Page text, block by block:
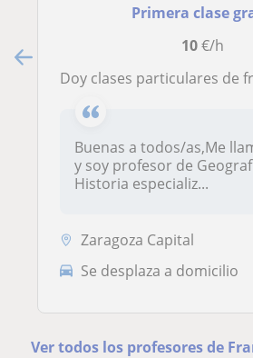
Primera clase
10€/h
Doy clases particulares de francés para alumnos de la ESO asi como para aquellas
Buenas a todos/as,Me
y soy profesor de
Historia especializ...
Zaragoza Capital
Se desplaza a domicilio
Ver todos los profesores de